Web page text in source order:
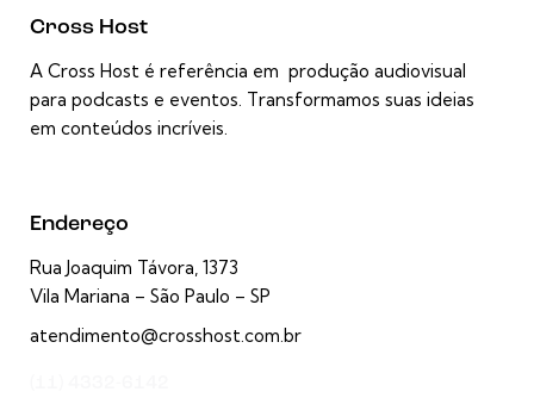
Cross Host
A Cross Host é referência em produção audiovisual
para podcasts e eventos. Transformamos suas ideias
em conteúdos incríveis.
Endereço
Rua Joaquim Távora, 1373
Vila Mariana – São Paulo – SP
atendimento@crosshost.com.br